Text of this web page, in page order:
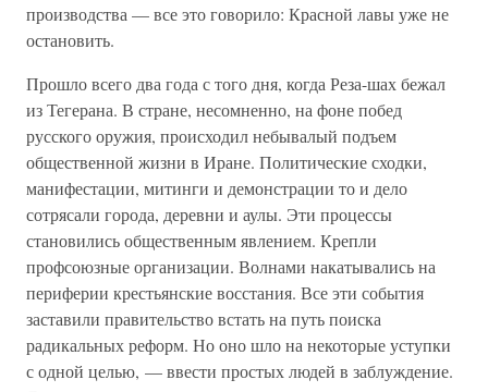
производства — все это говорило: Красной лавы уже не
остановить.
Прошло всего два года с того дня, когда Реза-шах бежал
из Тегерана. В стране, несомненно, на фоне побед
русского оружия, происходил небывалый подъем
общественной жизни в Иране. Политические сходки,
манифестации, митинги и демонстрации то и дело
сотрясали города, деревни и аулы. Эти процессы
становились общественным явлением. Крепли
профсоюзные организации. Волнами накатывались на
периферии крестьянские восстания. Все эти события
заставили правительство встать на путь поиска
радикальных реформ. Но оно шло на некоторые уступки
с одной целью, — ввести простых людей в заблуждение.